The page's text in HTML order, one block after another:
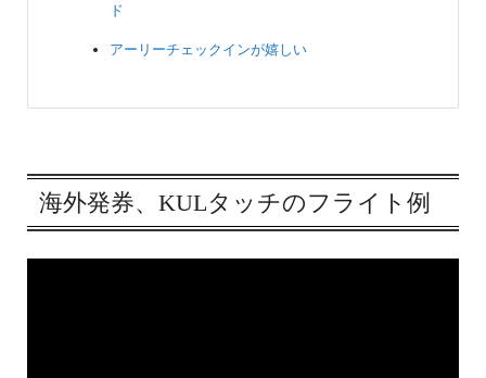
ド
アーリーチェックインが嬉しい
海外発券、KULタッチのフライト例